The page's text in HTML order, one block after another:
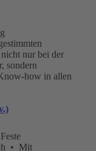
nur bei der
sondern
how in allen
• Mit